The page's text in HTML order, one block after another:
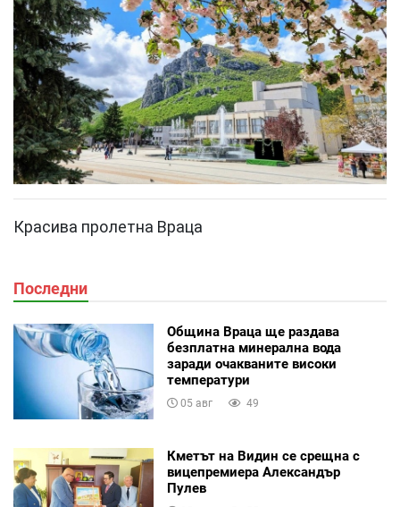
Красива пролетна Враца
Последни
Община Враца ще раздава
безплатна минерална вода
заради очакваните високи
температури
05 авг 49
Кметът на Видин се срещна с
вицепремиера Александър
Пулев